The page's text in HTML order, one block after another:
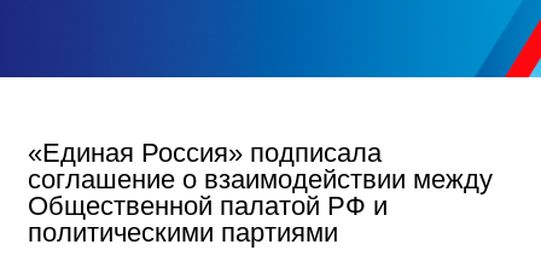
«Единая Россия» подписала
соглашение о взаимодействии между
Общественной палатой РФ и
политическими партиями